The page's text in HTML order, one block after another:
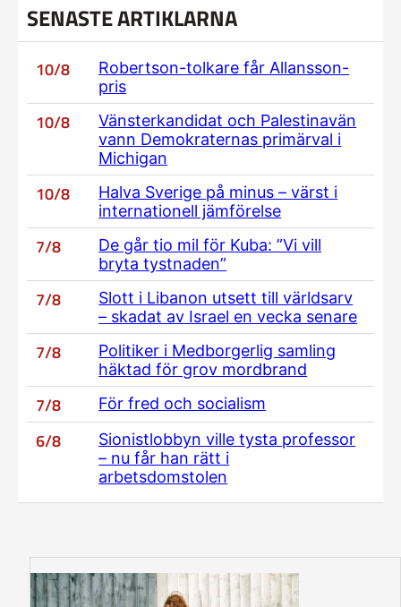
SENASTE ARTIKLARNA
10/8
Robertson-tolkare får Allansson-
pris
10/8
Vänsterkandidat och Palestinavän
vann Demokraternas primärval i
Michigan
10/8
Halva Sverige på minus – värst i
internationell jämförelse
7/8
De går tio mil för Kuba: ”Vi vill
bryta tystnaden”
7/8
Slott i Libanon utsett till världsarv
– skadat av Israel en vecka senare
7/8
Politiker i Medborgerlig samling
häktad för grov mordbrand
7/8 För fred och socialism
6/8
Sionistlobbyn ville tysta professor
– nu får han rätt i
arbetsdomstolen